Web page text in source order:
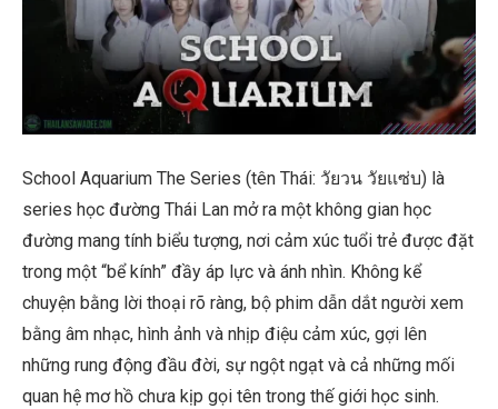
School Aquarium The Series (tên Thái: วัยวน วัยแซ่บ) là
series học đường Thái Lan mở ra một không gian học
đường mang tính biểu tượng, nơi cảm xúc tuổi trẻ được đặt
trong một “bể kính” đầy áp lực và ánh nhìn. Không kể
chuyện bằng lời thoại rõ ràng, bộ phim dẫn dắt người xem
bằng âm nhạc, hình ảnh và nhịp điệu cảm xúc, gợi lên
những rung động đầu đời, sự ngột ngạt và cả những mối
quan hệ mơ hồ chưa kịp gọi tên trong thế giới học sinh.